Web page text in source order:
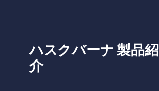
ハスクバーナ 製品紹
介